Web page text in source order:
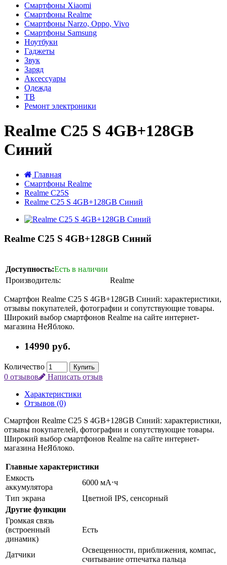
Смартфоны Xiaomi
Смартфоны Realme
Смартфоны Narzo, Oppo, Vivo
Смартфоны Samsung
Ноутбуки
Гаджеты
Звук
Заряд
Аксессуары
Одежда
ТВ
Ремонт электроники
Realme C25 S 4GB+128GB
Синий
Главная
Смартфоны Realme
Realme C25S
Realme C25 S 4GB+128GB Синий
Realme C25 S 4GB+128GB Синий
Доступность:Есть в наличии
Производитель:
Realme
Смартфон Realme C25 S 4GB+128GB Синий: характеристики,
отзывы покупателей, фотографии и сопутствующие товары.
Широкий выбор смартфонов Realme на сайте интернет-
магазина НеЯблоко.
14990 руб.
Количество Купить
0 отзывов
Написать отзыв
Характеристики
Отзывов (0)
Смартфон Realme C25 S 4GB+128GB Синий: характеристики,
отзывы покупателей, фотографии и сопутствующие товары.
Широкий выбор смартфонов Realme на сайте интернет-
магазина НеЯблоко.
Главные характеристики
Емкость
аккумулятора
6000 мА⋅ч
Тип экрана
Цветной IPS, сенсорный
Другие функции
Громкая связь
(встроенный
динамик)
Есть
Датчики
Освещенности, приближения, компас,
считывание отпечатка пальца